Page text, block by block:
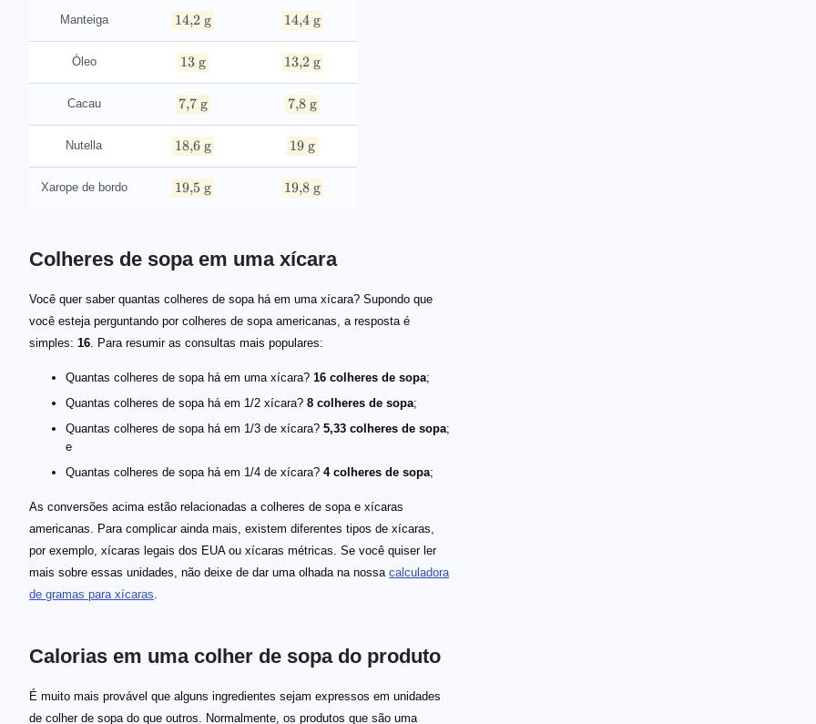
Manteiga 14,2 g 14,4 g
Óleo 13 g 13,2 g
Cacau 7,7 g 7,8 g
Nutella 18,6 g 19 g
Xarope de bordo 19,5 g 19,8 g
Colheres de sopa em uma xícara
Você quer saber quantas colheres de sopa há em uma xícara? Supondo que
você esteja perguntando por colheres de sopa americanas, a resposta é
simples: 16. Para resumir as consultas mais populares:
Quantas colheres de sopa há em uma xícara? 16 colheres de sopa;
Quantas colheres de sopa há em 1/2 xícara? 8 colheres de sopa;
Quantas colheres de sopa há em 1/3 de xícara? 5,33 colheres de sopa;
e
Quantas colheres de sopa há em 1/4 de xícara? 4 colheres de sopa;
As conversões acima estão relacionadas a colheres de sopa e xícaras
americanas. Para complicar ainda mais, existem diferentes tipos de xícaras,
por exemplo, xícaras legais dos EUA ou xícaras métricas. Se você quiser ler
mais sobre essas unidades, não deixe de dar uma olhada na nossa calculadora
de gramas para xícaras.
Calorias em uma colher de sopa do produto
É muito mais provável que alguns ingredientes sejam expressos em unidades
de colher de sopa do que outros. Normalmente, os produtos que são uma